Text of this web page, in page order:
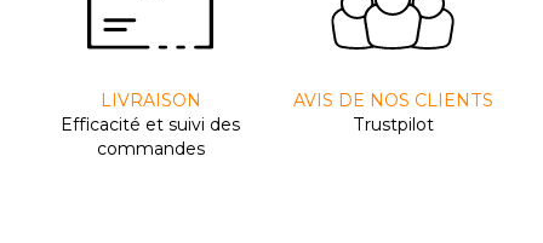
LIVRAISON
Efﬁcacité et suivi des
commandes
AVIS DE NOS CLIENTS
Trustpilot